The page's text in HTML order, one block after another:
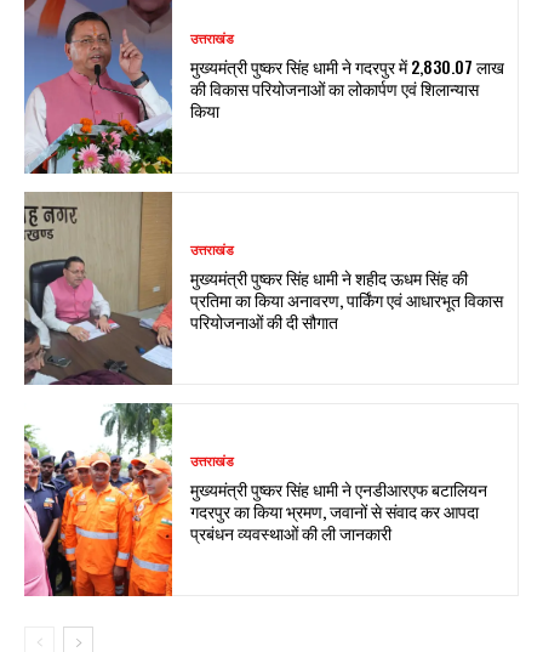
उत्तराखंड
मुख्यमंत्री पुष्कर सिंह धामी ने गदरपुर में ₹2,830.07 लाख
की विकास परियोजनाओं का लोकार्पण एवं शिलान्यास
किया
उत्तराखंड
मुख्यमंत्री पुष्कर सिंह धामी ने शहीद ऊधम सिंह की
प्रतिमा का किया अनावरण, पार्किंग एवं आधारभूत विकास
परियोजनाओं की दी सौगात
उत्तराखंड
मुख्यमंत्री पुष्कर सिंह धामी ने एनडीआरएफ बटालियन
गदरपुर का किया भ्रमण, जवानों से संवाद कर आपदा
प्रबंधन व्यवस्थाओं की ली जानकारी